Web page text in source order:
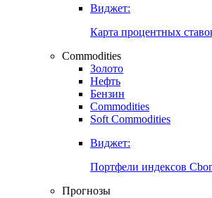
Страницы стран
Росстат
Виджет:
Карта процентных ставок
Commodities
Золото
Бензин
Soft Commodities
Виджет: